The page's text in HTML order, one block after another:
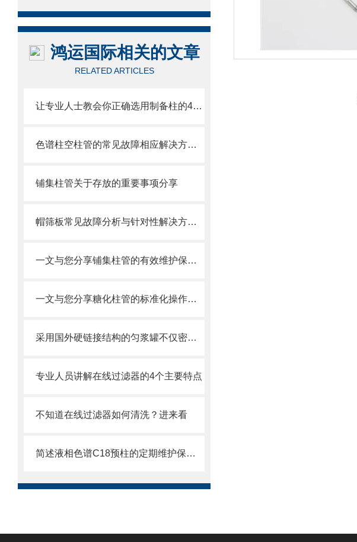
鸿运国际相关的文章
RELATED ARTICLES
让专业人士教会你正确选用制备柱的4个重要知识点
色谱柱空柱管的常见故障相应解决方法分享
铺集柱管关于存放的重要事项分享
帽筛板常见故障分析与针对性解决方法分享
一文与您分享铺集柱管的有效维护保养方法
一文与您分享糖化柱管的标准化操作流程
采用国外硬链接结构的匀浆罐不仅密封性能好而且耐磨损
专业人员讲解在线过滤器的4个主要特点
不知道在线过滤器如何清洗？进来看
简述液相色谱C18预柱的定期维护保养方法